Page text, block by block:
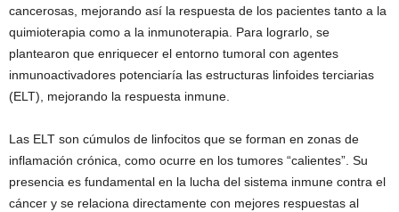
cancerosas, mejorando así la respuesta de los pacientes tanto a la
quimioterapia como a la inmunoterapia. Para lograrlo, se
plantearon que enriquecer el entorno tumoral con agentes
inmunoactivadores potenciaría las estructuras linfoides terciarias
(ELT), mejorando la respuesta inmune.
Las ELT son cúmulos de linfocitos que se forman en zonas de
inflamación crónica, como ocurre en los tumores “calientes”. Su
presencia es fundamental en la lucha del sistema inmune contra el
cáncer y se relaciona directamente con mejores respuestas al